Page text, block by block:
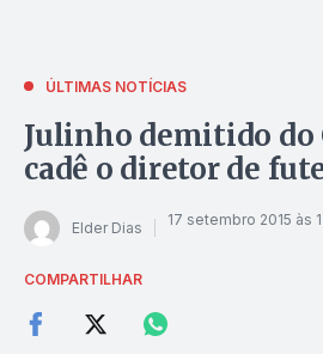
ÚLTIMAS NOTÍCIAS
Julinho demitido do
cadê o diretor de
Elder Dias 17 setembro 2015 às
COMPARTILHAR